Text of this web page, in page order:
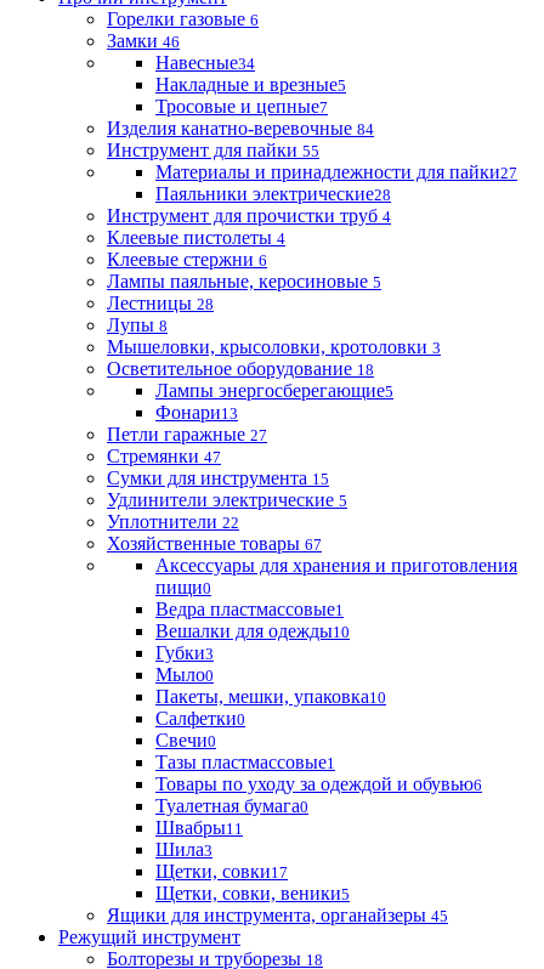
Горелки газовые 6
Замки 46
Навесные34
Накладные и врезные5
Тросовые и цепные7
Изделия канатно-веревочные 84
Инструмент для пайки 55
Материалы и принадлежности для пайки27
Паяльники электрические28
Инструмент для прочистки труб 4
Клеевые пистолеты 4
Клеевые стержни 6
Лампы паяльные, керосиновые 5
Лестницы 28
Лупы 8
Мышеловки, крысоловки, кротоловки 3
Осветительное оборудование 18
Лампы энергосберегающие5
Фонари13
Петли гаражные 27
Стремянки 47
Сумки для инструмента 15
Удлинители электрические 5
Уплотнители 22
Хозяйственные товары 67
Аксессуары для хранения и приготовления
пищи0
Ведра пластмассовые1
Вешалки для одежды10
Губки3
Мыло0
Пакеты, мешки, упаковка10
Салфетки0
Свечи0
Тазы пластмассовые1
Товары по уходу за одеждой и обувью6
Туалетная бумага0
Швабры11
Шила3
Щетки, совки17
Щетки, совки, веники5
Ящики для инструмента, органайзеры 45
Режущий инструмент
Болторезы и труборезы 18